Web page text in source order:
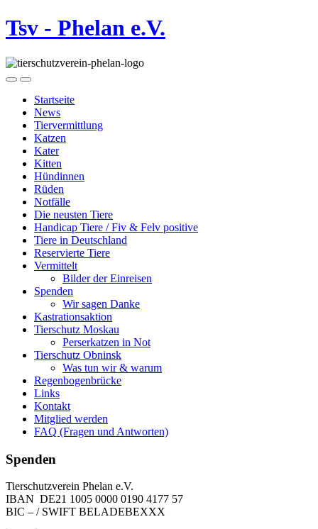
Tsv - Phelan e.V.
Startseite
News
Tiervermittlung
Katzen
Kater
Kitten
Hündinnen
Rüden
Notfälle
Die neusten Tiere
Handicap Tiere / Fiv & Felv positive
Tiere in Deutschland
Reservierte Tiere
Vermittelt
Bilder der Einreisen
Spenden
Wir sagen Danke
Kastrationsaktion
Tierschutz Moskau
Perserkatzen in Not
Tierschutz Obninsk
Was tun wir & warum
Regenbogenbrücke
Links
Kontakt
Mitglied werden
FAQ (Fragen und Antworten)
Spenden
Tierschutzverein Phelan e.V.
IBAN DE21 1005 0000 0190 4177 57
BIC – / SWIFT BELADEBEXXX